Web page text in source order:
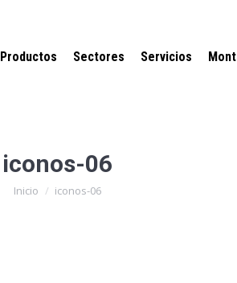
Productos Sectores Servicios
iconos-06
Estás aquí:
Inicio iconos-06